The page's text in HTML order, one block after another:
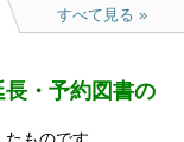
すべて見る
・予約図書の